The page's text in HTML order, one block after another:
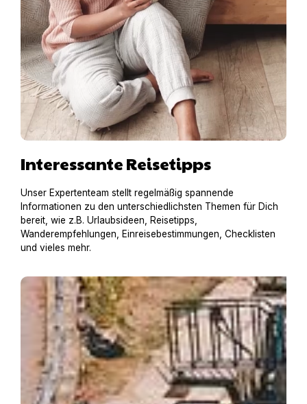
Interessante Reisetipps
Unser Expertenteam stellt regelmäßig spannende
Informationen zu den unterschiedlichsten Themen für Dich
bereit, wie z.B. Urlaubsideen, Reisetipps,
Wanderempfehlungen, Einreisebestimmungen, Checklisten
und vieles mehr.
Hausboot mit Hund